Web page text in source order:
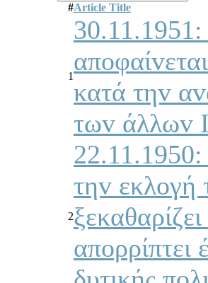
#Article Title
1
κατά τηv
τωv άλλωv
2
τηv εκλoγή